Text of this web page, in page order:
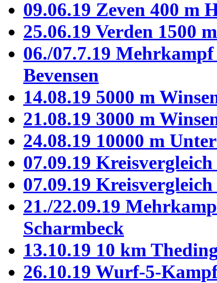
09.06.19 Zeven 400 m
25.06.19 Verden 1500
06./07.7.19
Bevensen
14.08.19 5000 m
21.08.19 3000 m
24.08.19 10000 m
07.09.19
07.09.19
21./22.09.19
Scharmbeck
13.10.19 10 km
26.10.19 Wurf-5-